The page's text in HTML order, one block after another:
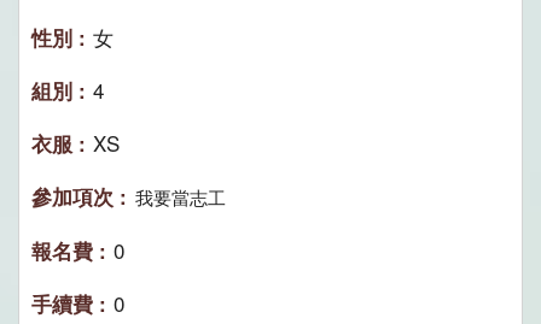
女
4
XS
我要當志工
0
0